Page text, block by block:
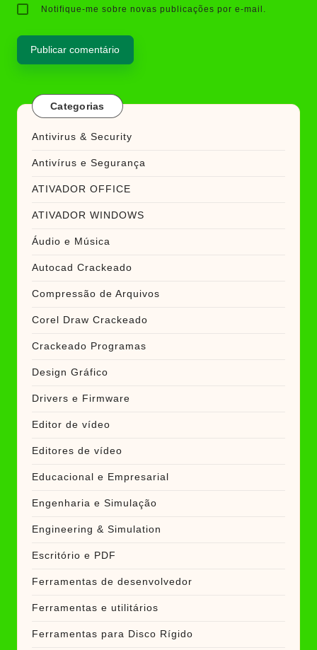
Notifique-me sobre novas publicações por e-mail.
Categorias
Antivirus & Security
Antivírus e Segurança
ATIVADOR OFFICE
ATIVADOR WINDOWS
Áudio e Música
Autocad Crackeado
Compressão de Arquivos
Corel Draw Crackeado
Crackeado Programas
Design Gráfico
Drivers e Firmware
Editor de vídeo
Editores de vídeo
Educacional e Empresarial
Engenharia e Simulação
Engineering & Simulation
Escritório e PDF
Ferramentas de desenvolvedor
Ferramentas e utilitários
Ferramentas para Disco Rígido